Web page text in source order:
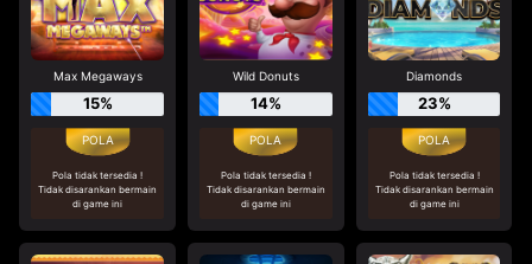
Max Megaways
15%
Pola tidak tersedia !
Tidak disarankan bermain
di game ini
Wild Donuts
14%
Pola tidak tersedia !
Tidak disarankan bermain
di game ini
Diamonds
23%
Pola tidak tersedia !
Tidak disarankan bermain
di game ini